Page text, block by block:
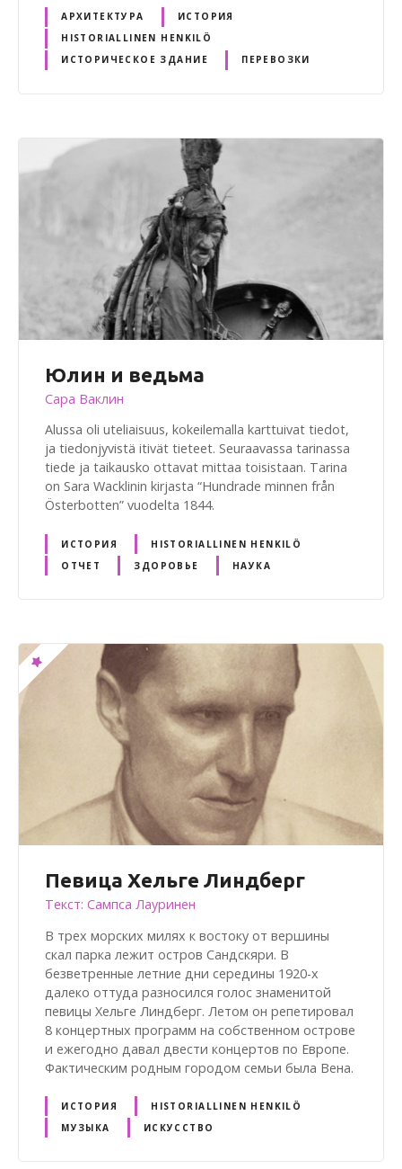
АРХИТЕКТУРА
ИСТОРИЯ
HISTORIALLINEN HENKILÖ
ИСТОРИЧЕСКОЕ ЗДАНИЕ
ПЕРЕВОЗКИ
Юлин и ведьма
Сара Ваклин
Alussa oli uteliaisuus, kokeilemalla karttuivat tiedot,
ja tiedonjyvistä itivät tieteet. Seuraavassa tarinassa
tiede ja taikausko ottavat mittaa toisistaan. Tarina
on Sara Wacklinin kirjasta “Hundrade minnen från
Österbotten” vuodelta 1844.
ИСТОРИЯ
HISTORIALLINEN HENKILÖ
ОТЧЕТ
ЗДОРОВЬЕ НАУКА
Певица Хельге Линдберг
Текст: Сампса Лауринен
В трех морских милях к востоку от вершины
скал парка лежит остров Сандскяри. В
безветренные летние дни середины 1920-х
далеко оттуда разносился голос знаменитой
певицы Хельге Линдберг. Летом он репетировал
8 концертных программ на собственном острове
и ежегодно давал двести концертов по Европе.
Фактическим родным городом семьи была Вена.
ИСТОРИЯ
HISTORIALLINEN HENKILÖ
МУЗЫКА
ИСКУССТВО